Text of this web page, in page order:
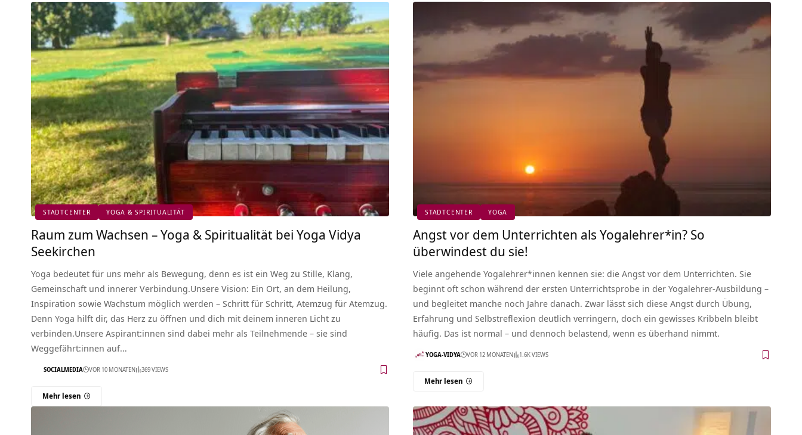
STADTCENTER YOGA & SPIRITUALITÄT
Raum zum Wachsen – Yoga & Spiritualität bei Yoga Vidya
Seekirchen
Yoga bedeutet für uns mehr als Bewegung, denn es ist ein Weg zu Stille, Klang,
Gemeinschaft und innerer Verbindung.Unsere Vision: Ein Ort, an dem Heilung,
Inspiration sowie Wachstum möglich werden – Schritt für Schritt, Atemzug für Atemzug.
Denn Yoga hilft dir, das Herz zu öffnen und dich mit deinem inneren Licht zu
verbinden.Unsere Aspirant:innen sind dabei mehr als Teilnehmende – sie sind
Weggefährt:innen auf…
SOCIALMEDIA VOR 10 MONATEN 369 VIEWS
Mehr lesen
STADTCENTER YOGA
Angst vor dem Unterrichten als Yogalehrer*in? So
überwindest du sie!
Viele angehende Yogalehrer*innen kennen sie: die Angst vor dem Unterrichten. Sie
beginnt oft schon während der ersten Unterrichtsprobe in der Yogalehrer-Ausbildung –
und begleitet manche noch Jahre danach. Zwar lässt sich diese Angst durch Übung,
Erfahrung und Selbstreflexion deutlich verringern, doch ein gewisses Kribbeln bleibt
häufig. Das ist normal – und dennoch belastend, wenn es überhand nimmt.
YOGA-VIDYA VOR 12 MONATEN 1.6K VIEWS
Mehr lesen